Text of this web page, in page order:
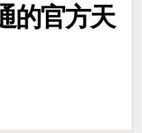
的官方天